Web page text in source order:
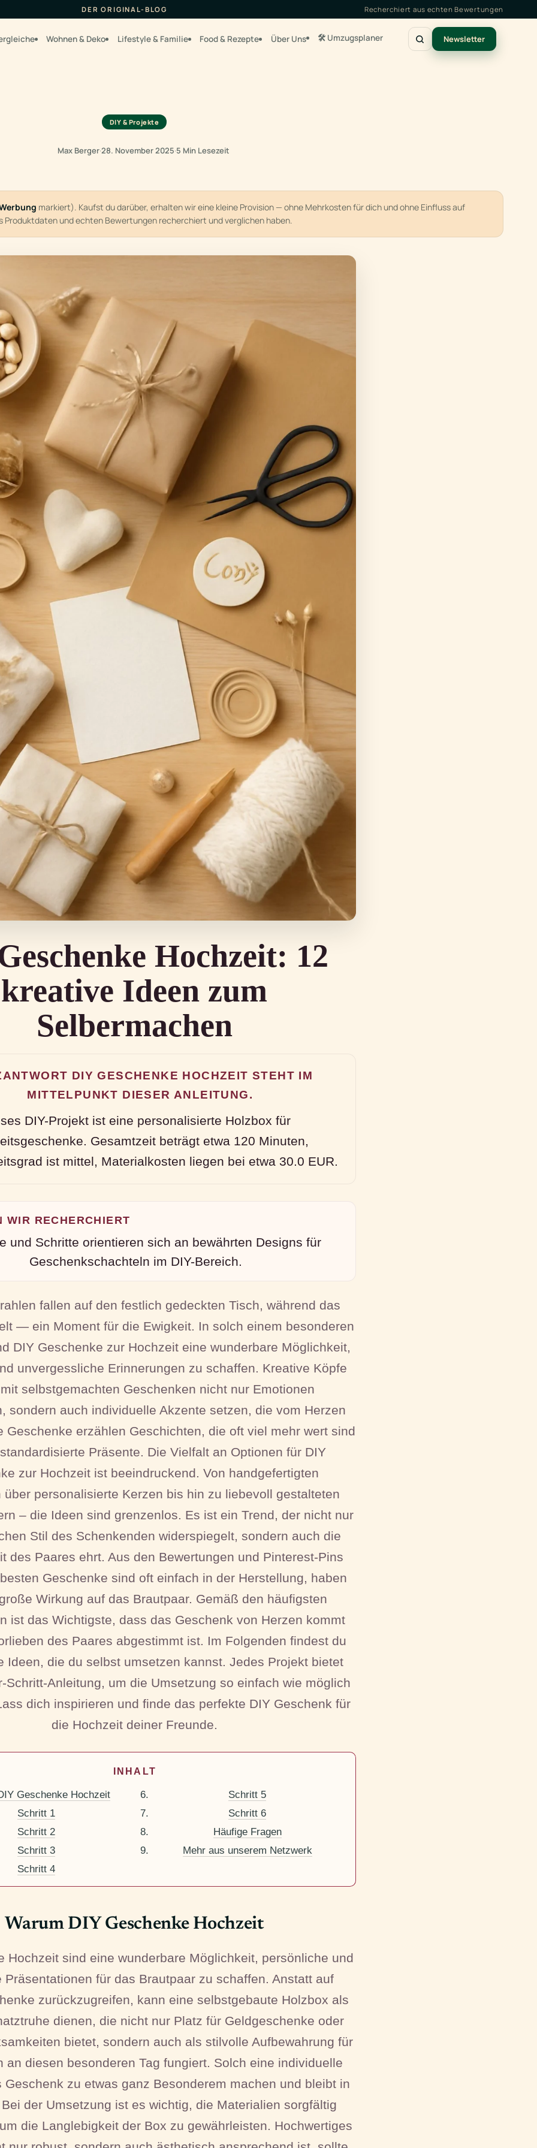
DER ORIGINAL-BLOG Recherchiert aus echten Bewertungen
Wohnen & Deko Lifestyle & Familie Food & Rezepte Über Uns 🛠️ Umzugsplaner Newsletter
DIY & Projekte
Max Berger·28. November 2025·5 Min Lesezeit
markiert). Kaufst du darüber, erhalten wir eine kleine Provision — ohne Mehrkosten für dich und ohne Einfluss auf
Produktdaten und echten Bewertungen recherchiert und verglichen haben.
Hochzeit: 12
kreative Ideen zum
Selbermachen
DIY GESCHENKE HOCHZEIT STEHT IM
MITTELPUNKT DIESER ANLEITUNG.
DIY-Projekt ist eine personalisierte Holzbox für
Gesamtzeit beträgt etwa 120 Minuten,
ist mittel, Materialkosten liegen bei etwa 30.0 EUR.
WIR RECHERCHIERT
und Schritte orientieren sich an bewährten Designs für
Geschenkschachteln im DIY-Bereich.
fallen auf den festlich gedeckten Tisch, während das
— ein Moment für die Ewigkeit. In solch einem besonderen
DIY Geschenke zur Hochzeit eine wunderbare Möglichkeit,
unvergessliche Erinnerungen zu schaffen. Kreative Köpfe
selbstgemachten Geschenken nicht nur Emotionen
sondern auch individuelle Akzente setzen, die vom Herzen
Geschenke erzählen Geschichten, die oft viel mehr wert sind
Präsente. Die Vielfalt an Optionen für DIY
zur Hochzeit ist beeindruckend. Von handgefertigten
über personalisierte Kerzen bis hin zu liebevoll gestalteten
– die Ideen sind grenzenlos. Es ist ein Trend, der nicht nur
Stil des Schenkenden widerspiegelt, sondern auch die
des Paares ehrt. Aus den Bewertungen und Pinterest-Pins
Geschenke sind oft einfach in der Herstellung, haben
Wirkung auf das Brautpaar. Gemäß den häufigsten
ist das Wichtigste, dass das Geschenk von Herzen kommt
des Paares abgestimmt ist. Im Folgenden findest du
Ideen, die du selbst umsetzen kannst. Jedes Projekt bietet
Schritt-Anleitung, um die Umsetzung so einfach wie möglich
dich inspirieren und finde das perfekte DIY Geschenk für
die Hochzeit deiner Freunde.
INHALT
Geschenke Hochzeit
Schritt 1
Schritt 2
Schritt 3
Schritt 4
Schritt 5
Schritt 6
Häufige Fragen
Mehr aus unserem Netzwerk
Warum DIY Geschenke Hochzeit
Hochzeit sind eine wunderbare Möglichkeit, persönliche und
Präsentationen für das Brautpaar zu schaffen. Anstatt auf
zurückzugreifen, kann eine selbstgebaute Holzbox als
dienen, die nicht nur Platz für Geldgeschenke oder
bietet, sondern auch als stilvolle Aufbewahrung für
an diesen besonderen Tag fungiert. Solch eine individuelle
Geschenk zu etwas ganz Besonderem machen und bleibt in
der Umsetzung ist es wichtig, die Materialien sorgfältig
die Langlebigkeit der Box zu gewährleisten. Hochwertiges